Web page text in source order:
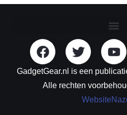
GadgetGear.nl is een
Alle rechten